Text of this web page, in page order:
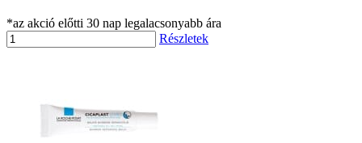
*az akció előtti 30 nap legalacsonyabb ára
Részletek